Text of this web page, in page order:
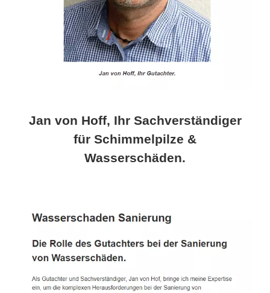
Jan von Hoff, Ihr Sachverständiger
für Schimmelpilze &
Wasserschäden.